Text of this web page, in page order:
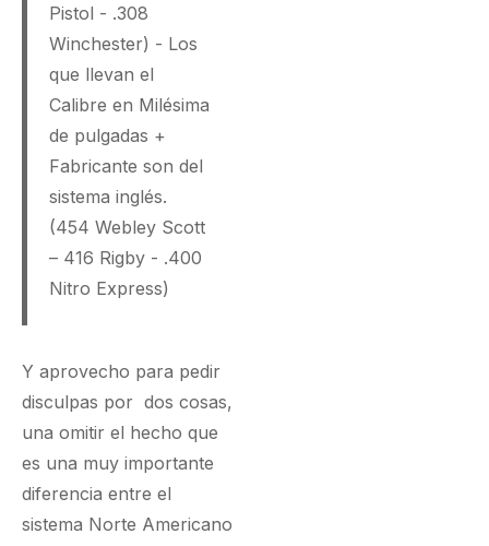
Pistol - .308
Winchester) - Los
que llevan el
Calibre en Milésima
de pulgadas +
Fabricante son del
sistema inglés.
(454 Webley Scott
– 416 Rigby - .400
Nitro Express)
Y aprovecho para pedir
disculpas por dos cosas,
una omitir el hecho que
es una muy importante
diferencia entre el
sistema Norte Americano